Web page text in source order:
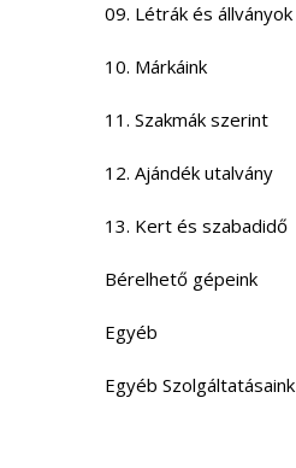
09. Létrák és állványok
10. Márkáink
11. Szakmák szerint
12. Ajándék utalvány
13. Kert és szabadidő
Bérelhető gépeink
Egyéb
Egyéb Szolgáltatásaink